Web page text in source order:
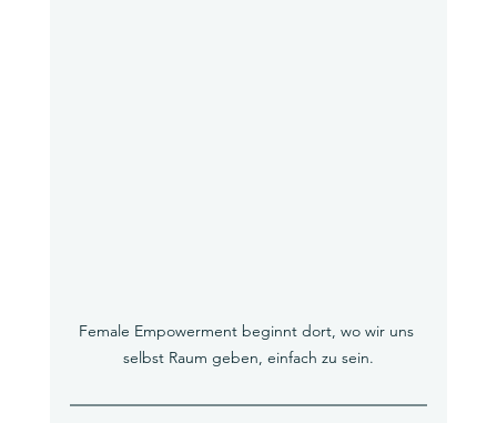
Female Empowerment beginnt dort, wo wir uns
selbst Raum geben, einfach zu sein.